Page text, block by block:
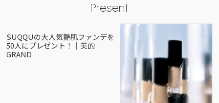
Present
SUQQUの大人気艶肌ファンデを
50人にプレゼント！｜美的
GRAND